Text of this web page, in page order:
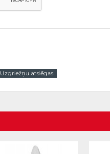
Uzgriežņu atslēgas